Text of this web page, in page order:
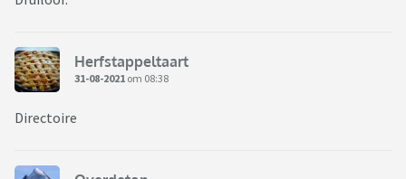
Herfstappeltaart
31-08-2021 om 08:38
Directoire